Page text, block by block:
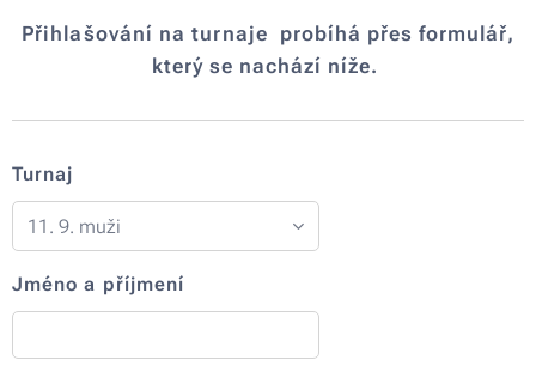
Přihlašování na turnaje probíhá přes formulář,
který se nachází níže.
Turnaj
Jméno a příjmení